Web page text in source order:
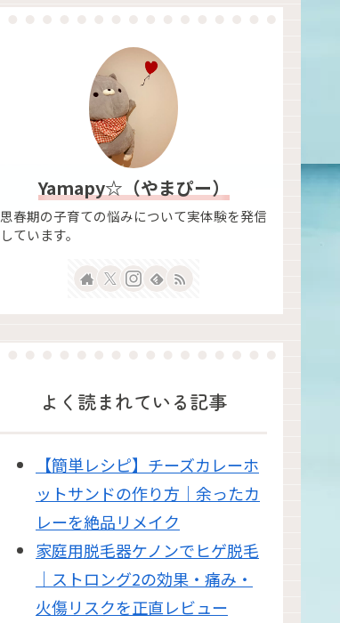
Yamapy☆（やまぴー）
思春期の子育ての悩みについて実体験を発信
しています。
よく読まれている記事
【簡単レシピ】チーズカレーホ
ットサンドの作り方｜余ったカ
レーを絶品リメイク
家庭用脱毛器ケノンでヒゲ脱毛
｜ストロング2の効果・痛み・
火傷リスクを正直レビュー